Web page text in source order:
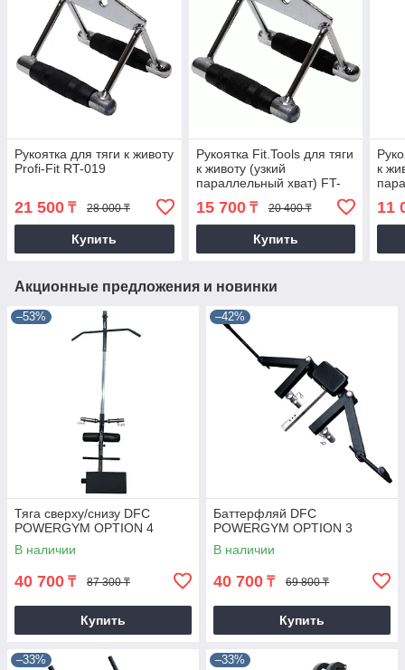
Рукоятка для тяги к животу
Profi-Fit RT-019
21 500 ₸ 28 000 ₸
Купить
Рукоятка Fit.Tools для тяги
к животу (узкий
параллельный хват) FT-
15 700₸ 20 400 ₸
Купить
к
11
Акционные предложения и новинки
–53%
Тяга сверху/снизу DFC
POWERGYM OPTION 4
В наличии
40 700 ₸ 87 300 ₸
Купить
–42%
Баттерфляй DFC
POWERGYM OPTION 3
В наличии
40 700 ₸ 69 800 ₸
Купить
–33% –33%